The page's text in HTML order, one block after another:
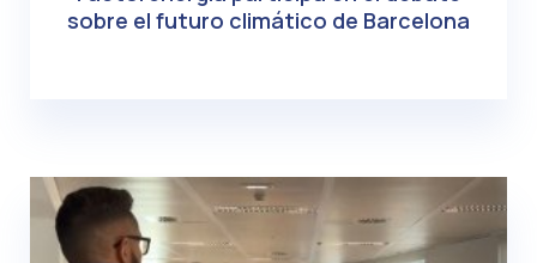
sobre el futuro climático de Barcelona